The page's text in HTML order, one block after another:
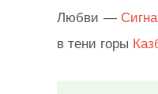
Любви —
в тени горы